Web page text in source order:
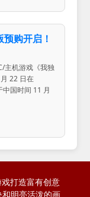
预购开启！
主机游戏《我独
22 日在
国时间 11 月
打造富有创意
明亮活泼的画